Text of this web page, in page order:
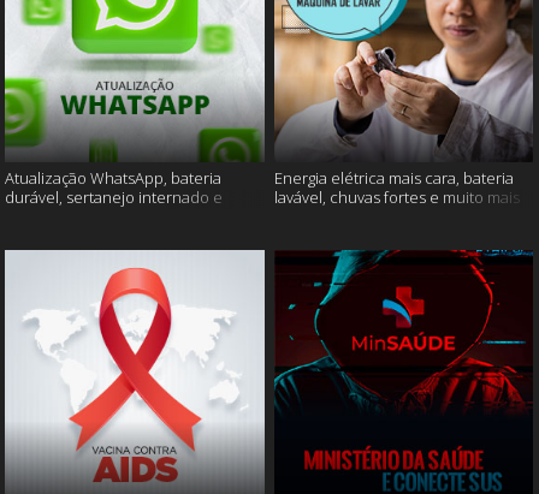
Atualização WhatsApp, bateria
durável, sertanejo internado e
Energia elétrica mais cara, bateria
lavável, chuvas fortes e muito mais